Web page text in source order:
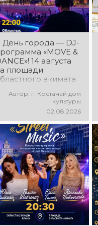
День города — DJ-
«MOVE &
14 августа
площади
акимата
праздничная DJ-
программа! Вас ждут
современные
хиты,
мощная
и яркие
Автор: г. Костанай дом
культуры
02.08.2026